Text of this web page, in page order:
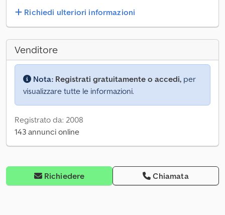
Richiedi ulteriori informazioni
Venditore
Nota: Registrati gratuitamente o accedi, per
visualizzare tutte le informazioni.
Registrato da: 2008
143 annunci online
Richiedere Chiamata